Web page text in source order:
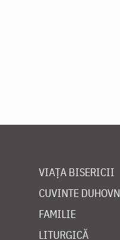
VIAȚA BISERICII
CUVINTE
FAMILIE
LITURGICĂ